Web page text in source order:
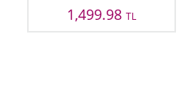
1,499.98TL